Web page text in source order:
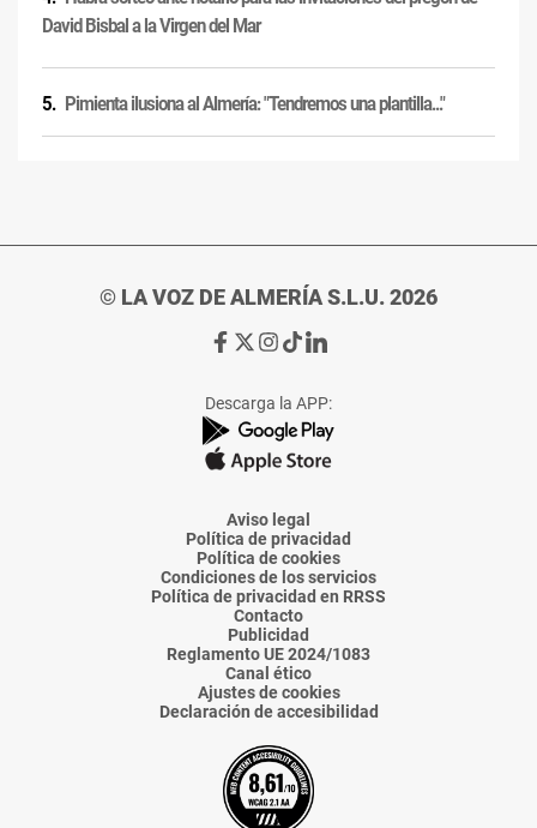
David Bisbal a la Virgen del Mar
Pimienta ilusiona al Almería: "Tendremos una plantilla..."
© LA VOZ DE ALMERÍA S.L.U. 2026
Ir
de
La
Voz
Almería
Ir
de
La
Voz
Almería
Ir
de
La
Voz
Almería
Ir
de
La
Voz
Almería
Ir
de
La
Voz
Descarga la APP:
Aviso legal
Política de privacidad
Política de cookies
Condiciones de los servicios
Política de privacidad en RRSS
Contacto
Publicidad
Reglamento UE 2024/1083
Canal ético
Ajustes de cookies
Declaración de accesibilidad